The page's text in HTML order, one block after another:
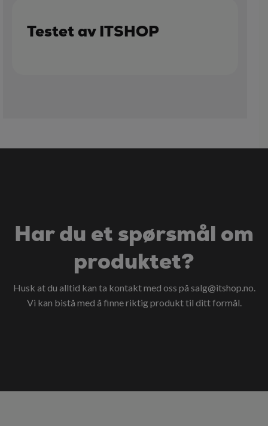
Testet av ITSHOP
Har du et spørsmål om
produktet?
Husk at du alltid kan ta kontakt med oss på salg@itshop.no.
Vi kan bistå med å finne riktig produkt til ditt formål.